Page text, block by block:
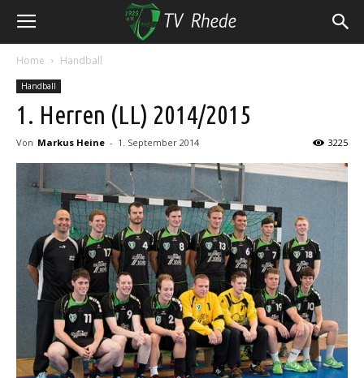
Home Handball
Handball
1. Herren (LL) 2014/2015
Von Markus Heine - 1. September 2014 3225